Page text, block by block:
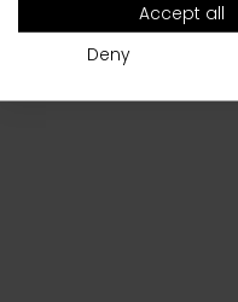
Accept all
Deny